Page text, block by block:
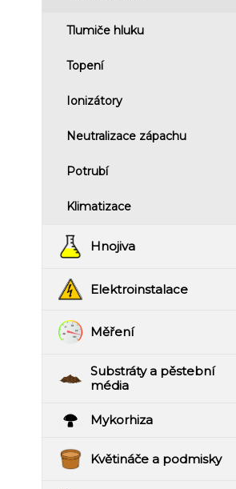
Tlumiče hluku
Topení
Ionizátory
Neutralizace zápachu
Potrubí
Klimatizace
Hnojiva
Elektroinstalace
Měření
Substráty a pěstební
média
Mykorhiza
Květináče a podmisky